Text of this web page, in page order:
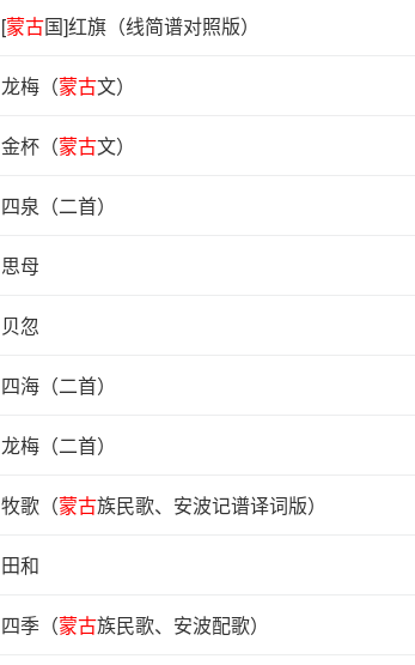
[蒙古国]红旗（线简谱对照版）
龙梅（蒙古文）
金杯（蒙古文）
四泉（二首）
思母
贝忽
四海（二首）
龙梅（二首）
牧歌（蒙古族民歌、安波记谱译词版）
田和
四季（蒙古族民歌、安波配歌）